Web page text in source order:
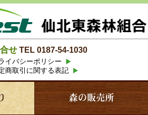
せ TEL 0187-54-1030
イバシーポリシー
商取引に関する表記
森の販売所